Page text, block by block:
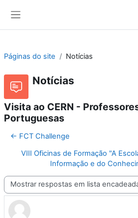
Páginas do site Notícias
Notícias
Visita ao CERN -
Portuguesas
← FCT Challenge
VIII Oficinas de Formação "A
Informação e do
Modo de visualização